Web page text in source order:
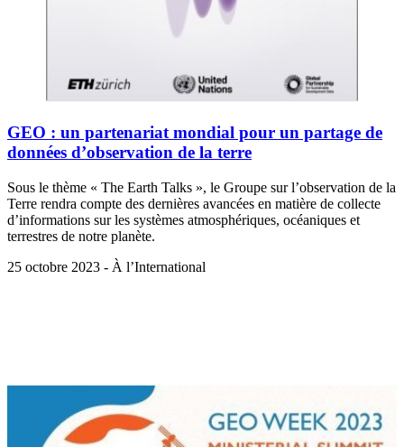
GEO : un partenariat mondial pour un partage de
données d’observation de la terre
Sous le thème « The Earth Talks », le Groupe sur l’observation de la
Terre rendra compte des dernières avancées en matière de collecte
d’informations sur les systèmes atmosphériques, océaniques et
terrestres de notre planète.
25 octobre 2023 - À l’International